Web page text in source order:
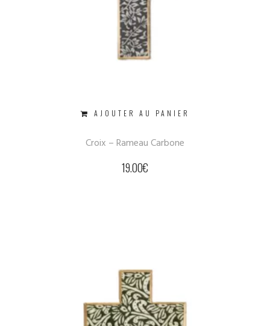
AJOUTER AU PANIER
Croix – Rameau Carbone
19.00€